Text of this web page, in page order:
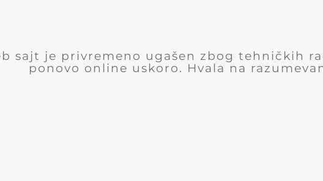
sajt je privremeno ugašen zbog tehničkih
ponovo online uskoro. Hvala na